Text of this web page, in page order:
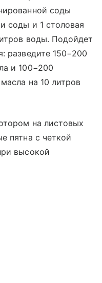
соды
соды и 1 столовая
воды. Подойдет
разведите 150−200
и 100−200
на 10 литров
на листовых
пятна с четкой
высокой